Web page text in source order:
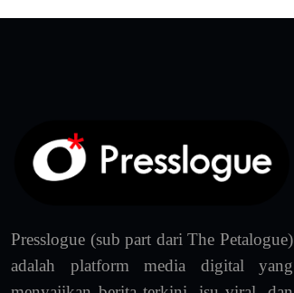
Presslogue (sub part dari The Petalogue)
adalah platform media digital yang